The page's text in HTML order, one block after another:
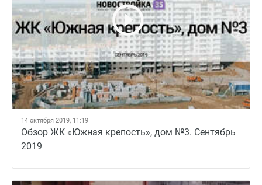
14 октября 2019, 11:19
Обзор ЖК «Южная крепость», дом №3. Сентябрь
2019